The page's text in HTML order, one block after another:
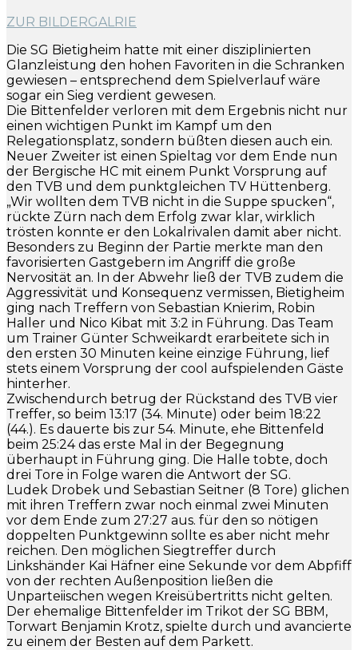
ZUR BILDERGALRIE
Die SG Bietigheim hatte mit einer disziplinierten
Glanzleistung den hohen Favoriten in die Schranken
gewiesen – entsprechend dem Spielverlauf wäre
sogar ein Sieg verdient gewesen.
Die Bittenfelder verloren mit dem Ergebnis nicht nur
einen wichtigen Punkt im Kampf um den
Relegationsplatz, sondern büßten diesen auch ein.
Neuer Zweiter ist einen Spieltag vor dem Ende nun
der Bergische HC mit einem Punkt Vorsprung auf
den TVB und dem punktgleichen TV Hüttenberg.
„Wir wollten dem TVB nicht in die Suppe spucken“,
rückte Zürn nach dem Erfolg zwar klar, wirklich
trösten konnte er den Lokalrivalen damit aber nicht.
Besonders zu Beginn der Partie merkte man den
favorisierten Gastgebern im Angriff die große
Nervosität an. In der Abwehr ließ der TVB zudem die
Aggressivität und Konsequenz vermissen, Bietigheim
ging nach Treffern von Sebastian Knierim, Robin
Haller und Nico Kibat mit 3:2 in Führung. Das Team
um Trainer Günter Schweikardt erarbeitete sich in
den ersten 30 Minuten keine einzige Führung, lief
stets einem Vorsprung der cool aufspielenden Gäste
hinterher.
Zwischendurch betrug der Rückstand des TVB vier
Treffer, so beim 13:17 (34. Minute) oder beim 18:22
(44.). Es dauerte bis zur 54. Minute, ehe Bittenfeld
beim 25:24 das erste Mal in der Begegnung
überhaupt in Führung ging. Die Halle tobte, doch
drei Tore in Folge waren die Antwort der SG.
Ludek Drobek und Sebastian Seitner (8 Tore) glichen
mit ihren Treffern zwar noch einmal zwei Minuten
vor dem Ende zum 27:27 aus. für den so nötigen
doppelten Punktgewinn sollte es aber nicht mehr
reichen. Den möglichen Siegtreffer durch
Linkshänder Kai Häfner eine Sekunde vor dem Abpfiff
von der rechten Außenposition ließen die
Unparteiischen wegen Kreisübertritts nicht gelten.
Der ehemalige Bittenfelder im Trikot der SG BBM,
Torwart Benjamin Krotz, spielte durch und avancierte
zu einem der Besten auf dem Parkett.